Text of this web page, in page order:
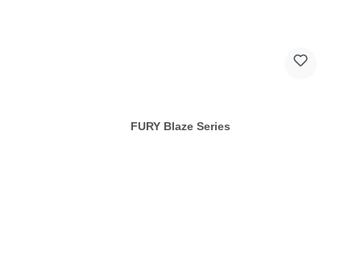
FURY Blaze Series